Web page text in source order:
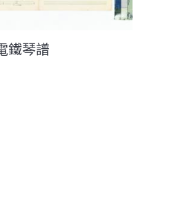
鐵琴譜